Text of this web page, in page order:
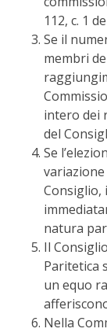
112, c. 1
Se il
membri
intero dei
del
Se
Consiglio,
natura
Il
Paritetica
un equo
Nella